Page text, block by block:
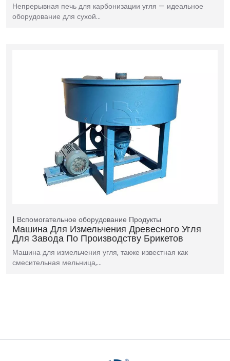
Непрерывная печь для карбонизации угля — идеальное
оборудование для сухой…
Вспомогательное оборудование Продукты
Машина Для Измельчения Древесного Угля
Для Завода По Производству Брикетов
Машина для измельчения угля, также известная как
смесительная мельница,…